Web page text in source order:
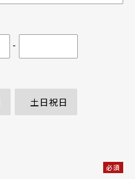
-
土日祝日
必須